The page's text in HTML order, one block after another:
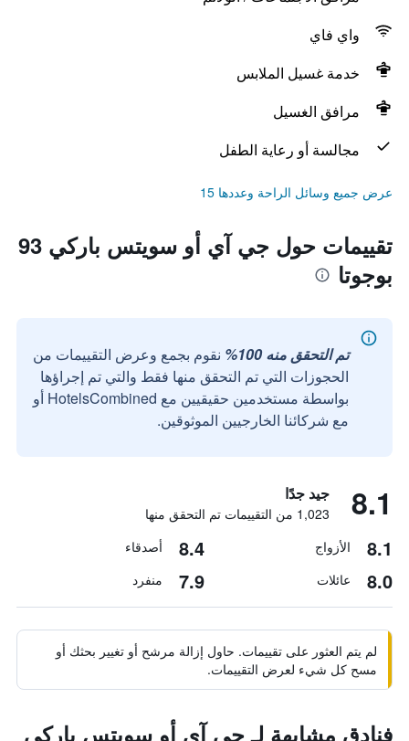
واي فاي
خدمة غسيل الملابس
مرافق الغسيل
مجالسة أو رعاية الطفل
عرض جميع وسائل الراحة وعددها 15
تقييمات حول جي آي أو سويتس باركي 93
بوجوتا
تم التحقق منه 100%
نقوم بجمع وعرض التقييمات من
الحجوزات التي تم التحقق منها فقط والتي تم إجراؤها
بواسطة مستخدمين حقيقيين مع HotelsCombined أو
مع شركائنا الخارجيين الموثوقين.
8.1 جيد جدًا
1,023 من التقييمات تم التحقق منها
8.1 الأزواج 8.4 أصدقاء
8.0 عائلات 7.9 منفرد
لم يتم العثور على تقييمات. حاول إزالة مرشح أو تغيير بحثك أو
مسح كل شيء لعرض التقييمات.
فنادق مشابهة لـ جي آي أو سويتس باركي